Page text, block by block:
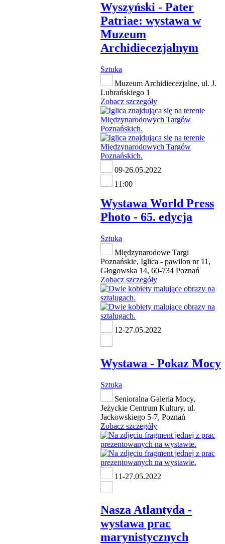
Wyszyński - Pater
Patriae: wystawa w
Muzeum
Archidiecezjalnym
Sztuka
Muzeum Archidiecezjalne, ul. J.
Lubrańskiego 1
Zobacz szczegóły
09-26.05.2022
11:00
Wystawa World Press
Photo - 65. edycja
Sztuka
Międzynarodowe Targi
Poznańskie, Iglica - pawilon nr 11,
Głogowska 14, 60-734 Poznań
Zobacz szczegóły
12-27.05.2022
Wystawa - Pokaz Mocy
Sztuka
Senioralna Galeria Mocy,
Jeżyckie Centrum Kultury, ul.
Jackowskiego 5-7, Poznań
Zobacz szczegóły
11-27.05.2022
Nasza Atlantyda -
wystawa prac
marynistycznych